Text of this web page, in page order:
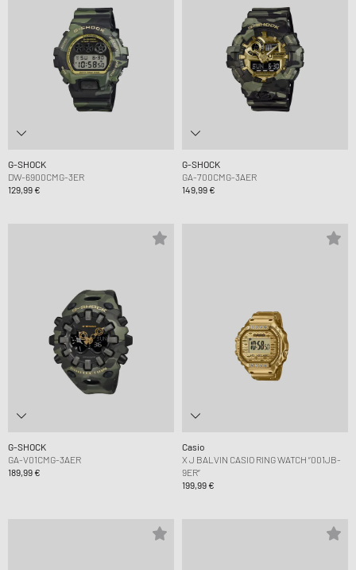
G-SHOCK
DW-6900CMG-3ER
129,99 €
G-SHOCK
GA-700CMG-3AER
149,99 €
G-SHOCK
GA-V01CMG-3AER
189,99 €
Casio
X J BALVIN CASIO RING WATCH “001JB-
9ER“
199,99 €